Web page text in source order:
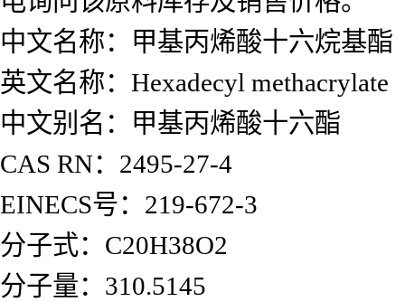
中文名称：甲基丙烯酸十六烷基酯
英文名称：Hexadecyl methacrylate
中文别名：甲基丙烯酸十六酯
CAS RN：2495-27-4
EINECS号：219-672-3
分子式：C20H38O2
分子量：310.5145